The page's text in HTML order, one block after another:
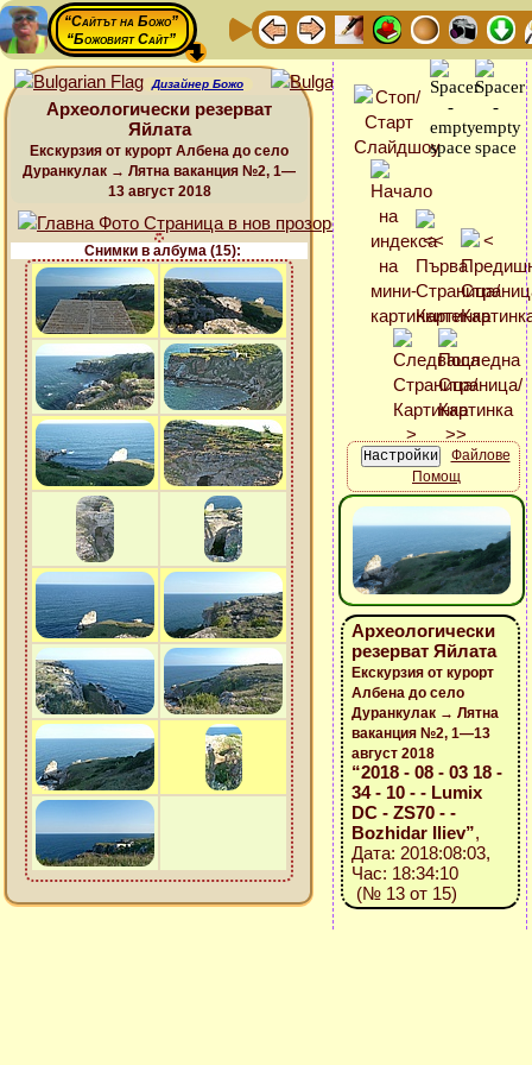
“Сайтът на Божо”
“Божовият Сайт”
Дизайнер Божо
Археологически резерват
Яйлата
Екскурзия от курорт Албена до село
Дуранкулак → Лятна ваканция №2, 1—
13 август 2018
Снимки в албума (15):
Файлове
Помощ
Археологически
резерват Яйлата
Екскурзия от курорт
Албена до село
Дуранкулак → Лятна
ваканция №2, 1—13
август 2018
“2018 - 08 - 03 18 -
34 - 10 - - Lumix
DC - ZS70 - -
Bozhidar Iliev”,
Дата: 2018:08:03,
Час: 18:34:10
(№ 13 от 15)